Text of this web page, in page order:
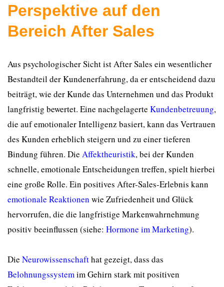
Perspektive auf den
Bereich After Sales
Aus psychologischer Sicht ist After Sales ein wesentlicher
Bestandteil der Kundenerfahrung, da er entscheidend dazu
beiträgt, wie der Kunde das Unternehmen und das Produkt
langfristig bewertet. Eine nachgelagerte Kundenbetreuung,
die auf emotionaler Intelligenz basiert, kann das Vertrauen
des Kunden erheblich steigern und zu einer tieferen
Bindung führen. Die Affektheuristik, bei der Kunden
schnelle, emotionale Entscheidungen treffen, spielt hierbei
eine große Rolle. Ein positives After-Sales-Erlebnis kann
emotionale Reaktionen wie Zufriedenheit und Glück
hervorrufen, die die langfristige Markenwahrnehmung
positiv beeinflussen (siehe: Hormone im Marketing).
Die Neurowissenschafthat gezeigt, dass das
Belohnungssystemim Gehirn stark mit positiven